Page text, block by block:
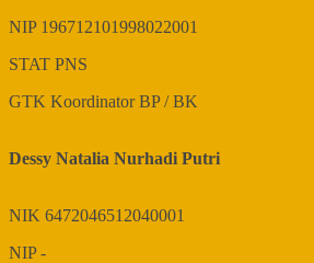
NIP 196712101998022001
STAT PNS
GTK Koordinator BP / BK
Dessy Natalia Nurhadi Putri
NIK 6472046512040001
NIP-